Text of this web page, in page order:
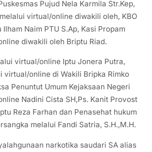
Pujud Nela Karmila Str.Kep,
virtual/online diwakili oleh, KBO
Naim PTU S.Ap, Kasi Propam
diwakili oleh Briptu Riad.
virtual/online Iptu Jonera Putra,
virtual/online di Wakili Bripka Rimko
Penuntut Umum Kejaksaan Negeri
Nadini Cista SH,Ps. Kanit Provost
Reza Farhan dan Penasehat hukum
melalui Fandi Satria, S.H.,M.H.
narkotika saudari SA alias